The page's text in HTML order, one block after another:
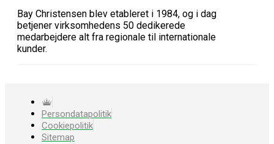
Bay Christensen blev etableret i 1984, og i dag
betjener virksomhedens 50 dedikerede
medarbejdere alt fra regionale til internationale
kunder.
Persondatapolitik
Cookiepolitik
Sitemap